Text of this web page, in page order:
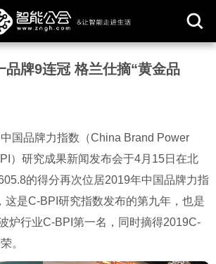
品牌9连冠 格兰仕摘“黄金品
国品牌力指数（China Brand Power
）研究成果新闻发布会于4月15日在北
的得分再次位居2019年中国品牌力指
这是C-BPI研究指数发布的第九年，也是
炉行业C-BPI第一名，同时摘得2019C-
。